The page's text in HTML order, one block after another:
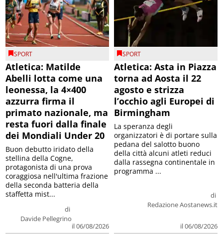
SPORT
Atletica: Matilde
Abelli lotta come una
leonessa, la 4×400
azzurra firma il
primato nazionale, ma
resta fuori dalla finale
dei Mondiali Under 20
di
Davide Pellegrino
il 06/08/2026
Buon debutto iridato della
stellina della Cogne,
protagonista di una prova
coraggiosa nell'ultima frazione
della seconda batteria della
staffetta mist...
SPORT
Atletica: Asta in Piazza
torna ad Aosta il 22
agosto e strizza
l’occhio agli Europei di
Birmingham
di
Redazione Aostanews.it
il 06/08/2026
La speranza degli
organizzatori è di portare sulla
pedana del salotto buono
della città alcuni atleti reduci
dalla rassegna continentale in
programma ...